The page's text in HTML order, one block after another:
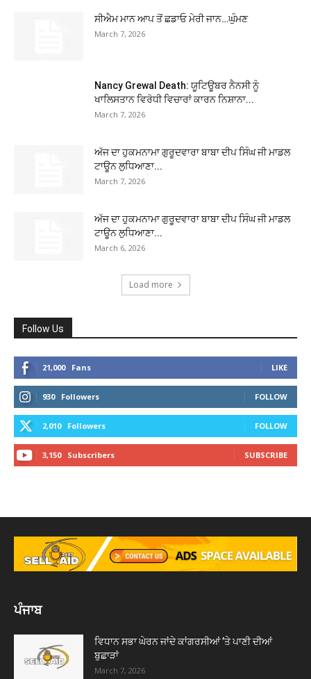
ਸੀਐਮ ਮਾਨ ਆਪ ਤੋਂ ਛਡਾਓ ਮੇਰੀ ਜਾਨ…ਘੁੰਮਣ
March 7, 2026
Nancy Grewal Death: ਯੂਟਿਊਬਰ ਨੈਨਸੀ ਨੂੰ
ਖਾਲਿਸਤਾਨ ਵਿਰੋਧੀ ਵਿਚਾਰਾਂ ਕਾਰਨ ਨਿਸ਼ਾਨਾ...
March 7, 2026
ਅੱਜ ਦਾ ਹੁਕਮਨਾਮਾ ਗੁਰੂਦਵਾਰਾ ਬਾਬਾ ਦੀਪ ਸਿੰਘ ਜੀ ਮਾਡਲ
ਟਾਊਨ ਲੁਧਿਆਣਾ...
March 7, 2026
ਅੱਜ ਦਾ ਹੁਕਮਨਾਮਾ ਗੁਰੂਦਵਾਰਾ ਬਾਬਾ ਦੀਪ ਸਿੰਘ ਜੀ ਮਾਡਲ
ਟਾਊਨ ਲੁਧਿਆਣਾ...
March 6, 2026
Load more
Follow Us
21,000 Fans LIKE
930 Followers FOLLOW
2,010 Followers FOLLOW
3,150 Subscribers SUBSCRIBE
ਪੰਜਾਬ
ਵਿਧਾਨ ਸਭਾ ਘੇਰਨ ਜਾਂਦੇ ਕਾਂਗਰਸੀਆਂ ’ਤੇ ਪਾਣੀ ਦੀਆਂ
ਬੁਛਾੜਾਂ
March 7, 2026